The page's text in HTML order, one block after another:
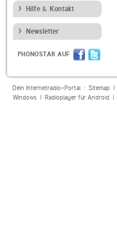
Hilfe & Kontakt
Newsletter
PHONOSTAR AUF
Dein Internetradio-Portal : Sitemap|
Windows| Radioplayer für Android|